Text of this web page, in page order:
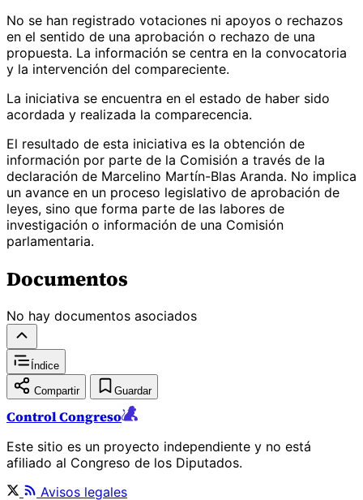
No se han registrado votaciones ni apoyos o rechazos
en el sentido de una aprobación o rechazo de una
propuesta. La información se centra en la convocatoria
y la intervención del compareciente.
La iniciativa se encuentra en el estado de haber sido
acordada y realizada la comparecencia.
El resultado de esta iniciativa es la obtención de
información por parte de la Comisión a través de la
declaración de Marcelino Martín-Blas Aranda. No implica
un avance en un proceso legislativo de aprobación de
leyes, sino que forma parte de las labores de
investigación o información de una Comisión
parlamentaria.
Documentos
No hay documentos asociados
Índice
Compartir Guardar
Control Congreso
Este sitio es un proyecto independiente y no está
afiliado al Congreso de los Diputados.
Avisos legales